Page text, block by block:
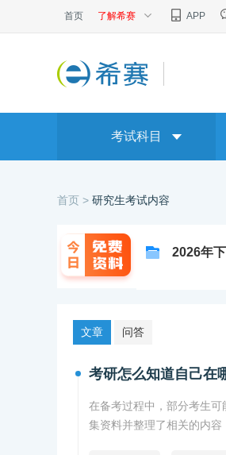
首页 了解希赛 APP
考试科目
首页 > 研究生考试内容
2026年
文章 问答
考研怎么知道自己在
在备考过程中，部分考生
集资料并整理了相关的内